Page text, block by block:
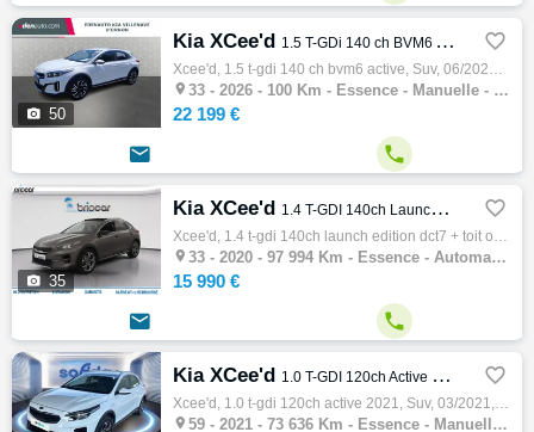
 50
Kia XCee'd 1.5 T-GDi 140 ch BVM6 Active 
Xcee'd, 1.5 t-gdi 140 ch bvm6 active, Suv, 06/2026, 140ch, 7cv, 100 km, 5 portes, 5 places, Clim. auto, Essence, Boite de vitesse manuelle,…
 33 - 2026 - 100 Km - Essence - Manuelle - SUV
22 199 €
 
 35
Kia XCee'd 1.4 T-GDI 140ch Launch Edition DCT7 + Toit ouvrant 
Xcee'd, 1.4 t-gdi 140ch launch edition dct7 + toit ouvrant, Suv, 02/2020, 7cv, 97994 km, 5 portes, Clim. auto, Essence, Boite de vitesse au…
 33 - 2020 - 97 994 Km - Essence - Automatique - SUV
15 990 €
 
Kia XCee'd 1.0 T-GDI 120ch Active 2021 
Xcee'd, 1.0 t-gdi 120ch active 2021, Suv, 03/2021, 120ch, 6cv, 73636 km, 5 portes, 5 places, Clim. auto, Essence, Boite de vitesse manuelle…
 59 - 2021 - 73 636 Km - Essence - Manuelle - SUV